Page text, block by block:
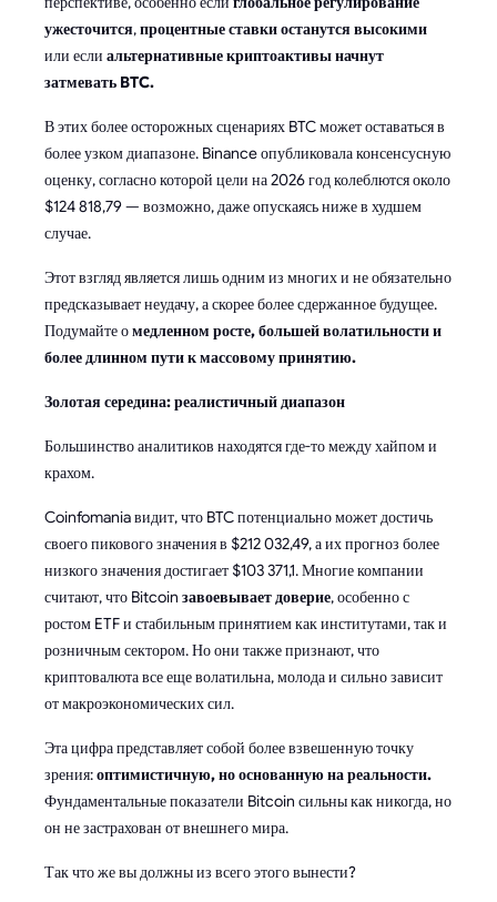
ужесточится,процентные ставки останутся высокими
или если альтернативные криптоактивы начнут
затмевать BTC.
В этих более осторожных сценариях BTC может оставаться в
более узком диапазоне. Binance опубликовала консенсусную
оценку, согласно которой цели на 2026 год колеблются около
$124 818,79 — возможно, даже опускаясь ниже в худшем
случае.
Этот взгляд является лишь одним из многих и не обязательно
предсказывает неудачу, а скорее более сдержанное будущее.
Подумайте омедленном росте, большей волатильности и
более длинном пути к массовому принятию.
Золотая середина: реалистичный диапазон
Большинство аналитиков находятся где-то между хайпом и
крахом.
Coinfomania видит, что BTC потенциально может достичь
своего пикового значения в $212 032,49, а их прогноз более
низкого значения достигает $103 371,1. Многие компании
считают, что Bitcoin завоевывает доверие, особенно с
ростом ETF и стабильным принятием как институтами, так и
розничным сектором. Но они также признают, что
криптовалюта все еще волатильна, молода и сильно зависит
от макроэкономических сил.
Эта цифра представляет собой более взвешенную точку
зрения:оптимистичную, но основанную на реальности.
Фундаментальные показатели Bitcoin сильны как никогда, но
он не застрахован от внешнего мира.
Так что же вы должны из всего этого вынести?